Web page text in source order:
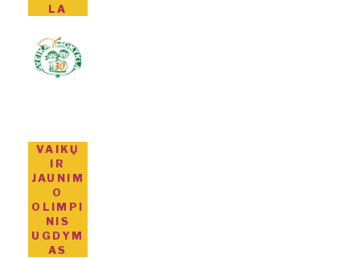
LA
VAIKŲ
IR
JAUNIM
O
OLIMPI
NIS
UGDYM
AS